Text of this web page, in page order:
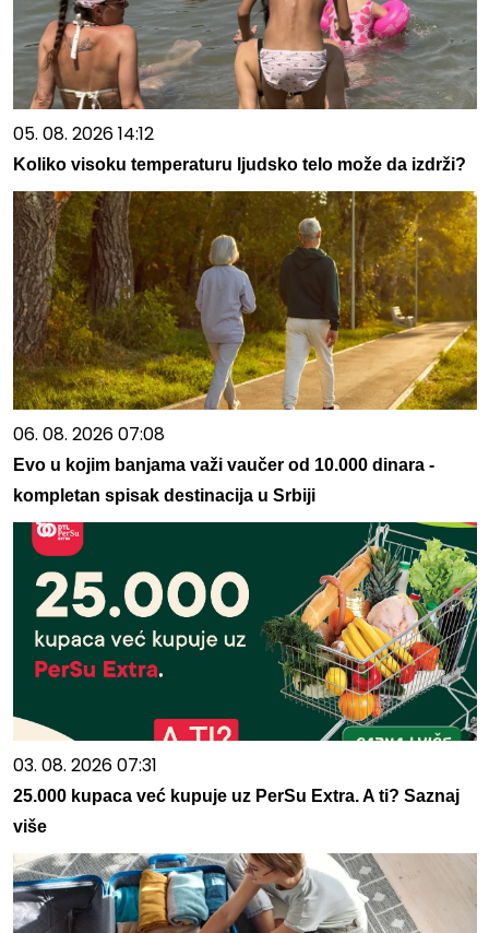
05. 08. 2026 14:12
Koliko visoku temperaturu ljudsko telo može da izdrži?
06. 08. 2026 07:08
Evo u kojim banjama važi vaučer od 10.000 dinara -
kompletan spisak destinacija u Srbiji
03. 08. 2026 07:31
25.000 kupaca već kupuje uz PerSu Extra. A ti? Saznaj
više